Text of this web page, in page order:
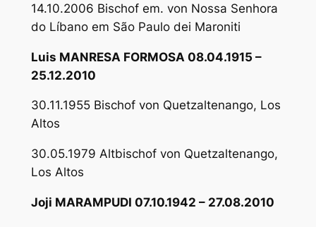
14.10.2006 Bischof em. von Nossa Senhora
do Líbano em São Paulo dei Maroniti
Luis MANRESA FORMOSA 08.04.1915 –
25.12.2010
30.11.1955 Bischof von Quetzaltenango, Los
Altos
30.05.1979 Altbischof von Quetzaltenango,
Los Altos
Joji MARAMPUDI 07.10.1942 – 27.08.2010